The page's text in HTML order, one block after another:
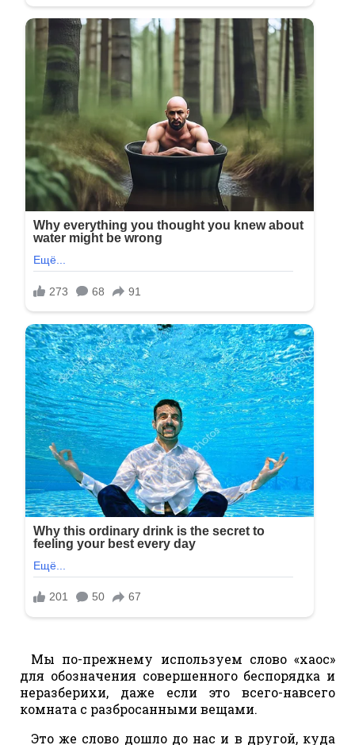
Мы по-прежнему используем слово «хаос»
для обозначения совершенного беспорядка и
неразберихи, даже если это всего-навсего
комната с разбросанными вещами.
Это же слово дошло до нас и в другой, куда